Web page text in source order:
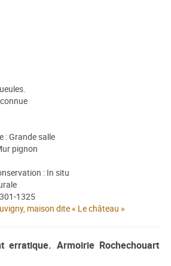
: Grande salle
pignon
: In situ
1325
maison dite « Le château »
erratique. Armoirie Rochechouart